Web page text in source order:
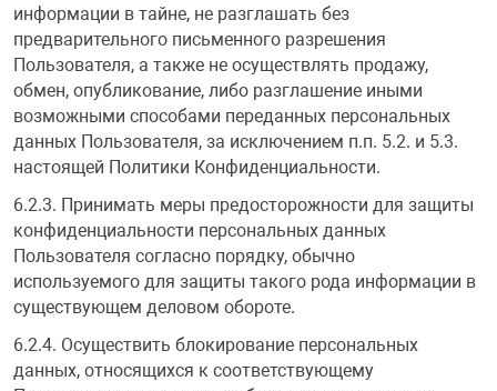
информации в тайне, не разглашать без
предварительного письменного разрешения
Пользователя, а также не осуществлять продажу,
обмен, опубликование, либо разглашение иными
возможными способами переданных персональных
данных Пользователя, за исключением п.п. 5.2. и 5.3.
настоящей Политики Конфиденциальности.
6.2.3. Принимать меры предосторожности для защиты
конфиденциальности персональных данных
Пользователя согласно порядку, обычно
используемого для защиты такого рода информации в
существующем деловом обороте.
6.2.4. Осуществить блокирование персональных
данных, относящихся к соответствующему